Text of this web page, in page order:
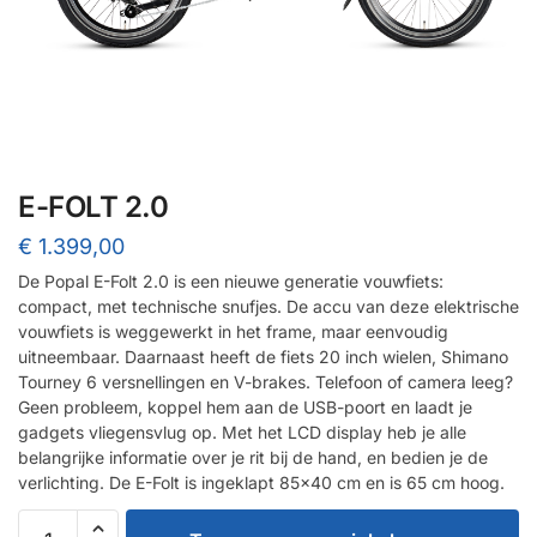
E-FOLT 2.0
€ 1.399,00
De Popal E-Folt 2.0 is een nieuwe generatie vouwfiets:
compact, met technische snufjes. De accu van deze elektrische
vouwfiets is weggewerkt in het frame, maar eenvoudig
uitneembaar. Daarnaast heeft de fiets 20 inch wielen, Shimano
Tourney 6 versnellingen en V-brakes. Telefoon of camera leeg?
Geen probleem, koppel hem aan de USB-poort en laadt je
gadgets vliegensvlug op. Met het LCD display heb je alle
belangrijke informatie over je rit bij de hand, en bedien je de
verlichting. De E-Folt is ingeklapt 85×40 cm en is 65 cm hoog.